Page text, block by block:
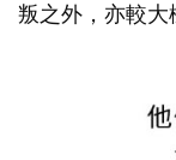
叛之外，亦較大